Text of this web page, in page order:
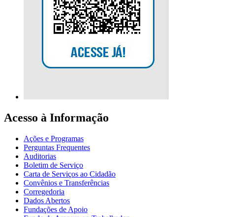
Acesso à Informação
Ações e Programas
Perguntas Frequentes
Auditorias
Boletim de Serviço
Carta de Serviços ao Cidadão
Convênios e Transferências
Corregedoria
Dados Abertos
Fundações de Apoio